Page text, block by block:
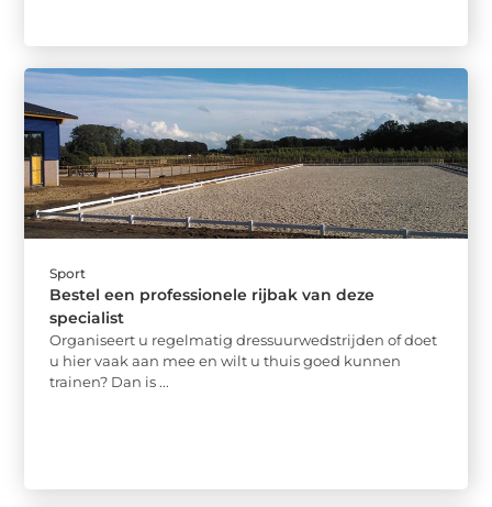
Sport
Bestel een professionele rijbak van deze
specialist
Organiseert u regelmatig dressuurwedstrijden of doet
u hier vaak aan mee en wilt u thuis goed kunnen
trainen? Dan is ...